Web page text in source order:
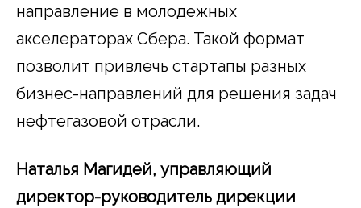
направление в молодежных
акселераторах Сбера. Такой формат
позволит привлечь стартапы разных
бизнес-направлений для решения задач
нефтегазовой отрасли.
Наталья Магидей, управляющий
директор-руководитель дирекции